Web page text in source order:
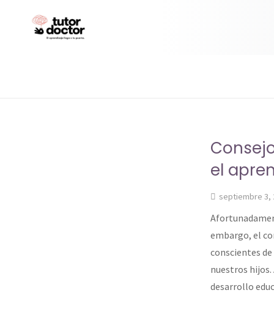
el
septiembre 3,
embargo, el
conscientes
nuestros hijos.
desarrollo